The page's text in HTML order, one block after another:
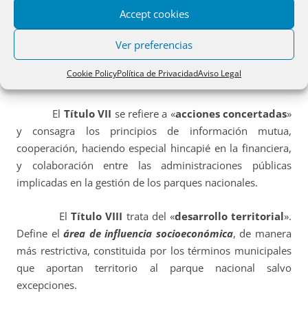
Accept cookies
Ver preferencias
Cookie PolicyPolítica de PrivacidadAviso Legal
– Las Comisiones de Coordinación.
– El Consejo de la Red de Parques Nacionales.
– El Comité Científico de parques nacionales.
El Título VII se refiere a «acciones concertadas»
y consagra los principios de información mutua,
cooperación, haciendo especial hincapié en la financiera,
y colaboración entre las administraciones públicas
implicadas en la gestión de los parques nacionales.
ElTítulo VIII trata del «desarrollo territorial».
Define elárea de influencia socioeconómica, de manera
más restrictiva, constituida por los términos municipales
que aportan territorio al parque nacional salvo
excepciones.